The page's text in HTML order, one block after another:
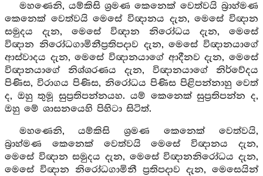
මහණෙනි, යම්කිසි ශ්‍රමණ කෙනෙක් වෙත්වයි බ්‍රාහ්මණ
කෙනෙක් වෙත්වයි මෙසේ විඥානය දැන, මෙසේ විඥාන
සමුදය දැන, මෙසේ විඥාන නිරෝධය දැන, මෙසේ
විඥාන නිරෝධගාමිනීප්‍රතිපදාව දැන, මෙසේ විඥානයාගේ
ආස්වාදය දැන, මෙසේ විඥානයාගේ ආදීනව දැන, මෙසේ
විඥානයාගේ නිශ්ශරණය දැන, විඥානයාගේ නිර්වේදය
පිණිස, විරාගය පිණිස, නිරෝධය පිණිස පිළිපන්නාහු වෙත්
ද, ඔහු තුමූ සුප්‍රතිපන්නයහ. යම් කෙනෙක් සුප්‍රතිපන්න ද,
ඔහු මේ ශාසනයෙහි පිහිටා සිටිත්.
මහණෙනි, යම්කිසි ශ්‍රමණ කෙනෙක් වෙත්වයි,
බ්‍රාහ්මණ කෙනෙක් වෙත්වයි මෙසේ විඥානය දැන,
මෙසේ විඥාන සමුදය දැන, මෙසේ විඥානනිරෝධය දැන,
මෙසේ විඥාන නිරෝධගාමිනී ප්‍රතිපදාව දැන, මෙසෙයින්